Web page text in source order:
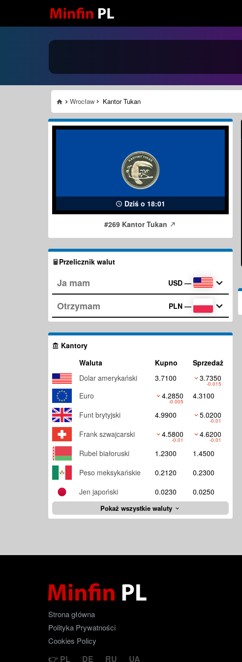
Wrocław Kantor Tukan
Dziś o 18:01
#269 Kantor Tukan
Przelicznik walut
USD —
PLN —
Kantory
Waluta
Kupno
Sprzedaż
Dolar amerykański
3.7100 3.7350
-0.015
Euro 4.2850
-0.005
4.3100
Funt brytyjski
4.9900 5.0200
-0.01
Frank szwajcarski 4.5800
-0.01
4.6200
-0.01
Rubel białoruski 1.2300
1.4500
Peso meksykańskie
0.2120
0.2300
Jen japoński
0.0230 0.0250
Pokaż wszystkie waluty
Strona główna
Polityka Prywatności
Cookies Policy
PL DE RU UA